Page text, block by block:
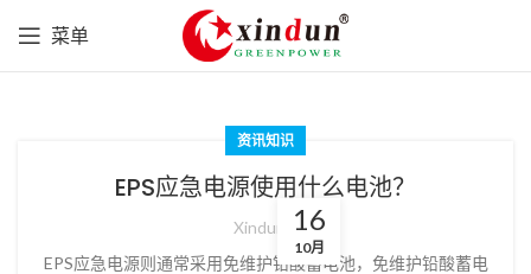
菜单
资讯知识
EPS应急电源使用什么电池？
Xindun
EPS应急电源则通常采用免维护铅酸蓄电池，免维护铅酸蓄电
16
10月